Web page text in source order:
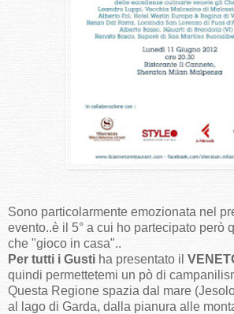
Sono particolarmente emozionata nel
evento..è il 5° a cui ho partecipato però
che "gioco in casa"..
Per tutti i Gusti ha presentato il
quindi permettetemi un pò di
Questa Regione spazia dal mare
al lago di Garda, dalla pianura alle